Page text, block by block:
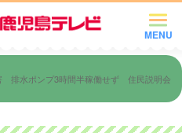
MENU
排水ポンプ3時間半稼働せず 住民説明会